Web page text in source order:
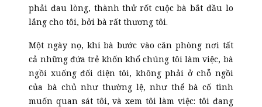
phải đau lòng, thành thử rốt cuộc bà bắt đầu lo
lắng cho tôi, bởi bà rất thương tôi.
Một ngày nọ, khi bà bước vào căn phòng nơi tất
cả những đứa trẻ khốn khổ chúng tôi làm việc, bà
ngồi xuống đối diện tôi, không phải ở chỗ ngồi
của bà chủ như thường lệ, như thể bà cố tình
muốn quan sát tôi, và xem tôi làm việc: tôi đang